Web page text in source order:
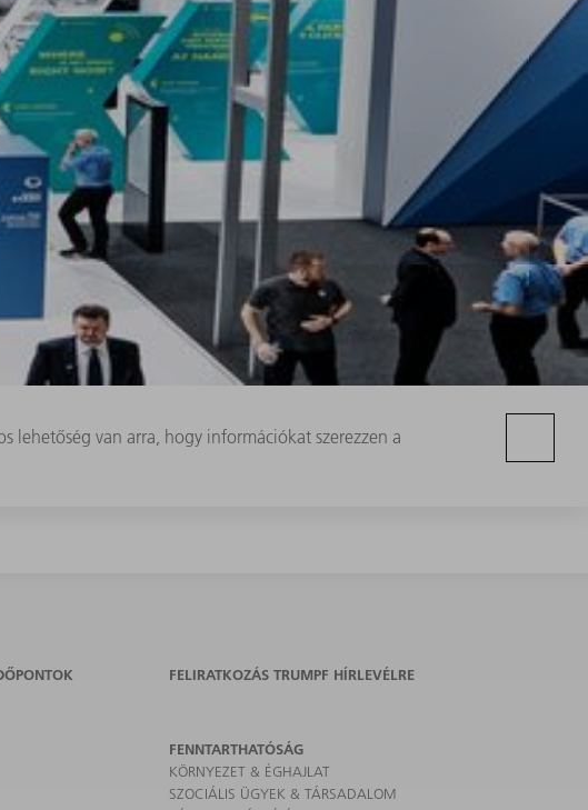
lehetőség van arra, hogy információkat szerezzen a
FELIRATKOZÁS TRUMPF HÍRLEVÉLRE
FENNTARTHATÓSÁG
KÖRNYEZET & ÉGHAJLAT
SZOCIÁLIS ÜGYEK & TÁRSADALOM